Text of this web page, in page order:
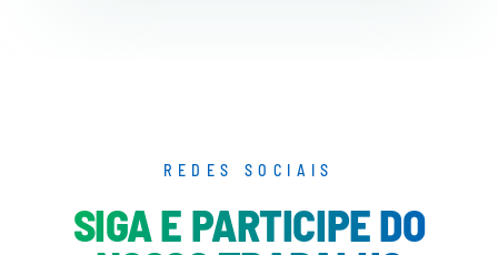
REDES SOCIAIS
SIGA E PARTICIPE DO